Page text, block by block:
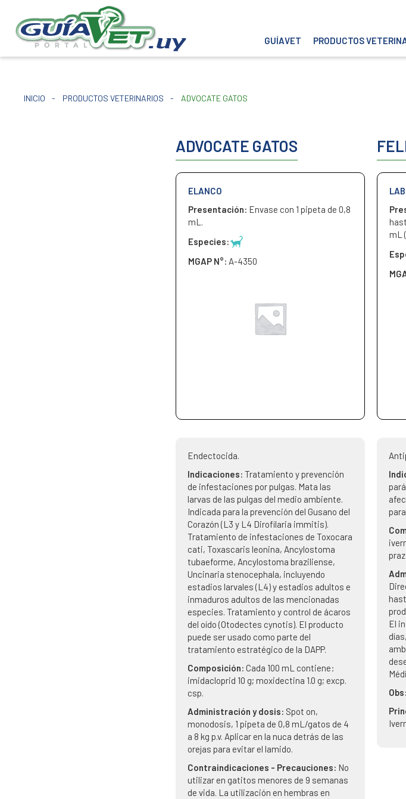
GUÍAVET PRODUCTOS
INICIO - PRODUCTOS VETERINARIOS - ADVOCATE GATOS
ADVOCATE GATOS
ELANCO
Presentación: Envase con 1 pipeta de 0,8
mL.
Especies:
MGAP N°: A-4350
Endectocida.
Indicaciones:Tratamiento y prevención
de infestaciones por pulgas. Mata las
larvas de las pulgas del medio ambiente.
Indicada para la prevención del Gusano del
Corazón (L3 y L4 Dirofilaria immitis).
Tratamiento de infestaciones de Toxocara
cati, Toxascaris leonina, Ancylostoma
tubaeforme, Ancylostoma braziliense,
Uncinaria stenocephala, incluyendo
estadios larvales (L4) y estadios adultos e
inmaduros adultos de las mencionadas
especies. Tratamiento y control de ácaros
del oído (Otodectes cynotis). El producto
puede ser usado como parte del
tratamiento estratégico de la DAPP.
Composición:Cada 100 mL contiene:
imidacloprid 10 g; moxidectina 1.0 g; excp.
csp.
Administración y dosis: Spot on,
monodosis, 1 pipeta de 0,8 mL/gatos de 4
a 8 kg p.v. Aplicar en la nuca detrás de las
orejas para evitar el lamido.
Contraindicaciones - Precauciones: No
utilizar en gatitos menores de 9 semanas
de vida. La utilización en hembras en
mL
El
Obs: